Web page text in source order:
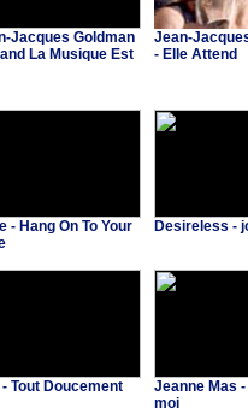
Jacques Goldman
La Musique Est
Jean-
- Elle Attend
- Hang On To Your
Desireless -
- Tout Doucement
Jeanne Mas
moi